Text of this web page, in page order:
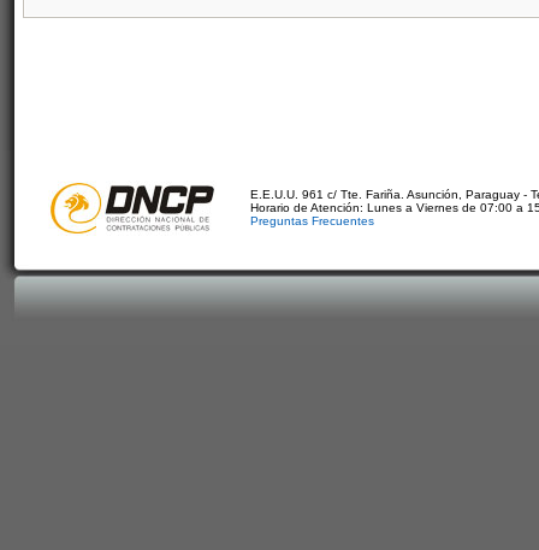
E.E.U.U. 961 c/ Tte. Fariña. Asunción, Paraguay -
Horario de Atención: Lunes a Viernes de 07:00 a
Preguntas Frecuentes